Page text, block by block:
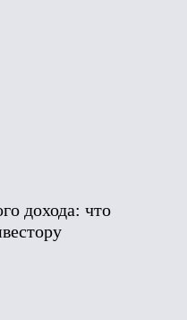
дохода: что